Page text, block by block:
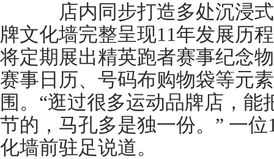
店内同步打造多处沉浸式
牌文化墙完整呈现11年发展历
将定期展出精英跑者赛事纪念
赛事日历、号码布购物袋等元
围。“逛过很多运动品牌店，
节的，马孔多是独一份。” 一
化墙前驻足说道。